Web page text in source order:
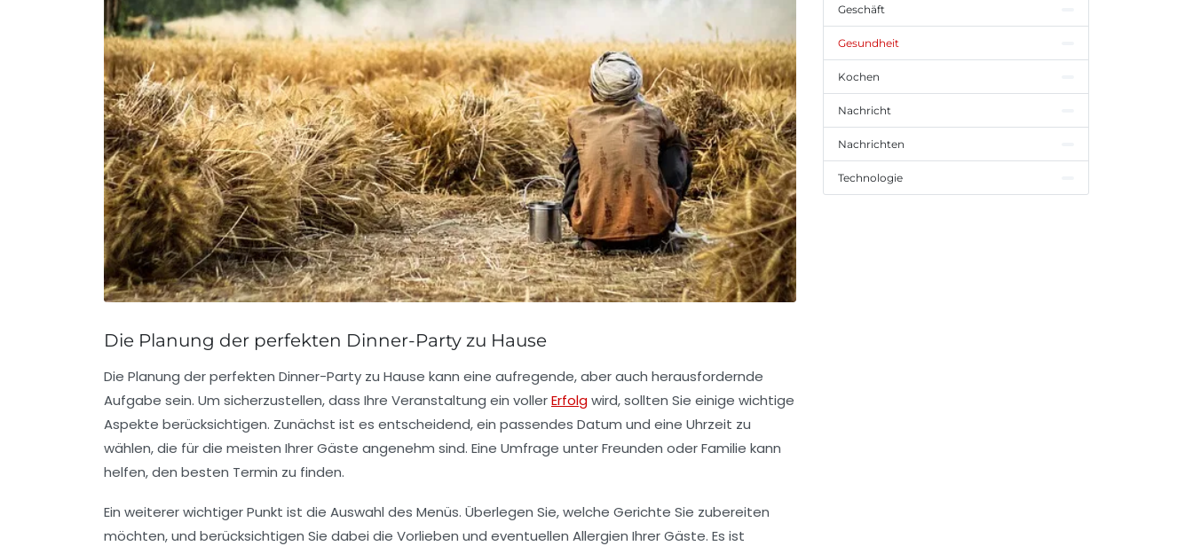
Die Planung der perfekten Dinner-Party zu Hause
Die Planung der perfekten Dinner-Party zu Hause kann eine aufregende, aber auch herausfordernde
Aufgabe sein. Um sicherzustellen, dass Ihre Veranstaltung ein vollerErfolgwird, sollten Sie einige wichtige
Aspekte berücksichtigen. Zunächst ist es entscheidend, ein passendes Datum und eine Uhrzeit zu
wählen, die für die meisten Ihrer Gäste angenehm sind. Eine Umfrage unter Freunden oder Familie kann
helfen, den besten Termin zu finden.
Ein weiterer wichtiger Punkt ist die Auswahl des Menüs. Überlegen Sie, welche Gerichte Sie zubereiten
möchten, und berücksichtigen Sie dabei die Vorlieben und eventuellen Allergien Ihrer Gäste. Es ist
Geschäft
Gesundheit
Kochen
Nachricht
Nachrichten
Technologie